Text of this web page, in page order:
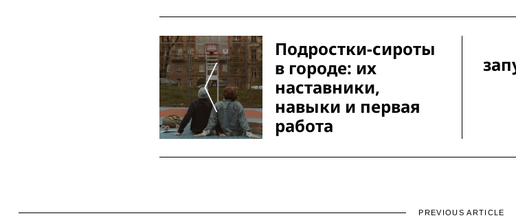
Post
NavigationПодростки-сироты
в городе: их
наставники,
навыки и первая
работа
PREVIOUS ARTICLE